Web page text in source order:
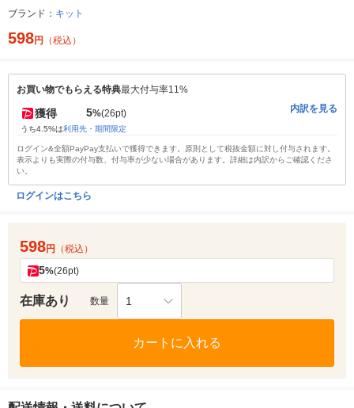
ブランド： キット
598円 （税込）
お買い物でもらえる特典最大付与率11%
獲得 5%(26pt)
うち4.5%は利用先・期間限定
内訳を見る
ログイン&全額PayPay支払いで獲得できます。原則として税抜金額に対し付与されます。
表示よりも実際の付与数、付与率が少ない場合があります。詳細は内訳からご確認くださ
い。
ログインはこちら
598円 （税込）
5%(26pt)
在庫あり 数量 1
カートに入れる